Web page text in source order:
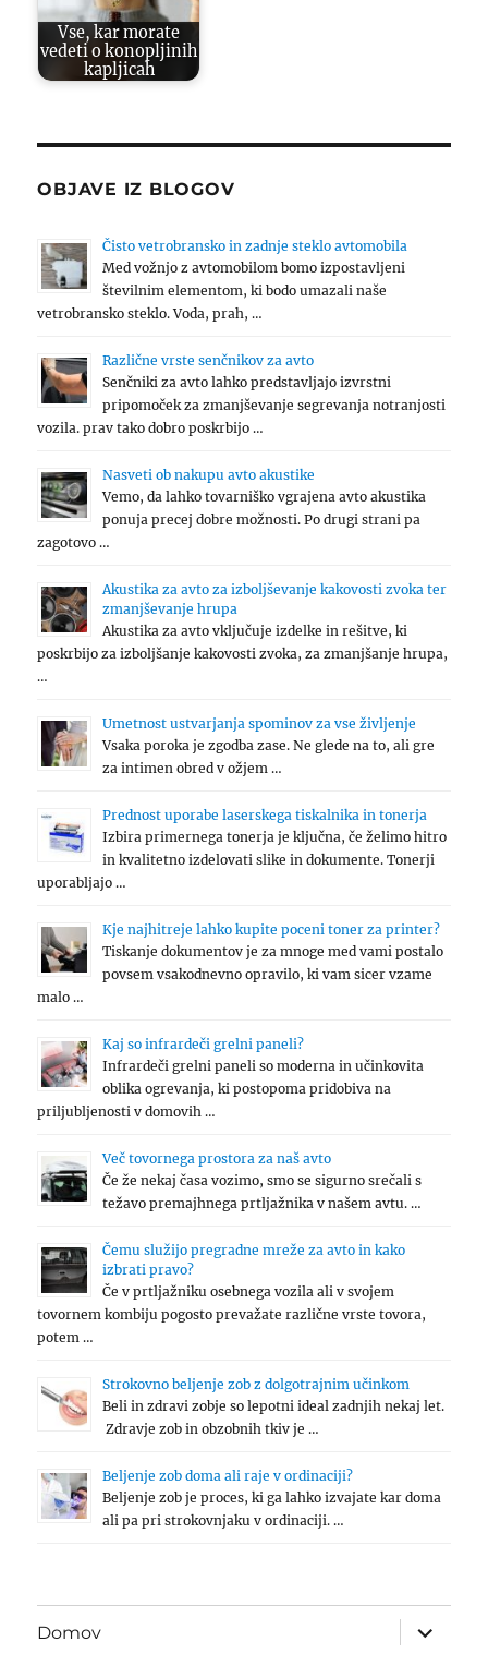
Vse, kar morate
vedeti o konopljinih
kapljicah
OBJAVE IZ BLOGOV
Čisto vetrobransko in zadnje steklo avtomobila
Med vožnjo z avtomobilom bomo izpostavljeni
številnim elementom, ki bodo umazali naše
vetrobransko steklo. Voda, prah, …
Različne vrste senčnikov za avto
Senčniki za avto lahko predstavljajo izvrstni
pripomoček za zmanjševanje segrevanja notranjosti
vozila. prav tako dobro poskrbijo …
Nasveti ob nakupu avto akustike
Vemo, da lahko tovarniško vgrajena avto akustika
ponuja precej dobre možnosti. Po drugi strani pa
zagotovo …
Akustika za avto za izboljševanje kakovosti zvoka ter
zmanjševanje hrupa
Akustika za avto vključuje izdelke in rešitve, ki
poskrbijo za izboljšanje kakovosti zvoka, za zmanjšanje hrupa,
…
Umetnost ustvarjanja spominov za vse življenje
Vsaka poroka je zgodba zase. Ne glede na to, ali gre
za intimen obred v ožjem …
Prednost uporabe laserskega tiskalnika in tonerja
Izbira primernega tonerja je ključna, če želimo hitro
in kvalitetno izdelovati slike in dokumente. Tonerji
uporabljajo …
Kje najhitreje lahko kupite poceni toner za printer?
Tiskanje dokumentov je za mnoge med vami postalo
povsem vsakodnevno opravilo, ki vam sicer vzame
malo …
Kaj so infrardeči grelni paneli?
Infrardeči grelni paneli so moderna in učinkovita
oblika ogrevanja, ki postopoma pridobiva na
priljubljenosti v domovih …
Več tovornega prostora za naš avto
Če že nekaj časa vozimo, smo se sigurno srečali s
težavo premajhnega prtljažnika v našem avtu. …
Čemu služijo pregradne mreže za avto in kako
izbrati pravo?
Če v prtljažniku osebnega vozila ali v svojem
tovornem kombiju pogosto prevažate različne vrste tovora,
potem …
Strokovno beljenje zob z dolgotrajnim učinkom
Beli in zdravi zobje so lepotni ideal zadnjih nekaj let.
Zdravje zob in obzobnih tkiv je …
Beljenje zob doma ali raje v ordinaciji?
Beljenje zob je proces, ki ga lahko izvajate kar doma
ali pa pri strokovnjaku v ordinaciji. …
Domov
expand
child